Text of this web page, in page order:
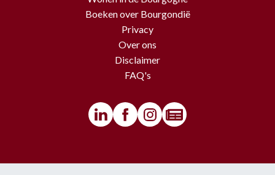
Boeken over Bourgondië
Privacy
Over ons
Disclaimer
FAQ's